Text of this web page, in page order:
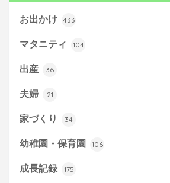
お出かけ 433
マタニティ 104
出産 36
夫婦 21
家づくり 34
幼稚園・保育園 106
成長記録 175